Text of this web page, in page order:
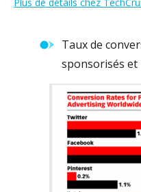
Taux de
sponsorisés et